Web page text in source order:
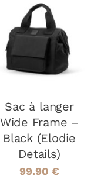
DÉTAILS
Sac à langer
Wide Frame –
Black (Elodie
Details)
99.90 €